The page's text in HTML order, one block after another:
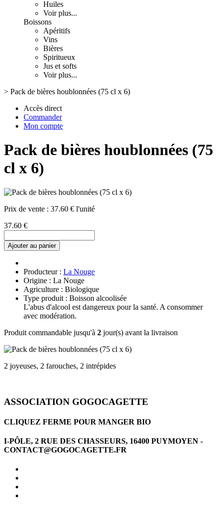
Huiles
Voir plus...
Boissons
Apéritifs
Vins
Bières
Spiritueux
Jus et softs
Voir plus...
> Pack de bières houblonnées (75 cl x 6)
Accès direct
Commander
Mon compte
Pack de bières houblonnées (75
cl x 6)
Prix de vente : 37.60 € l'unité
37.60 €
Ajouter au panier
Producteur : La Nouge
Origine : La Nouge
Agriculture : Biologique
Type produit : Boisson alcoolisée
L'abus d'alcool est dangereux pour la santé. A consommer
avec modération.
Produit commandable jusqu'à 2 jour(s) avant la livraison
2 joyeuses, 2 farouches, 2 intrépides
ASSOCIATION GOGOCAGETTE
CLIQUEZ FERME POUR MANGER BIO
I-PÔLE, 2 RUE DES CHASSEURS, 16400 PUYMOYEN -
CONTACT@GOGOCAGETTE.FR